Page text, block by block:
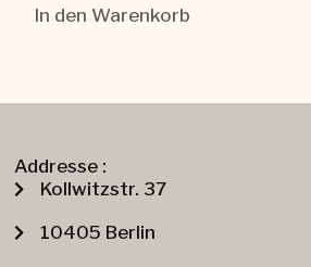
In den Warenkorb
Addresse :
Kollwitzstr. 37
10405 Berlin